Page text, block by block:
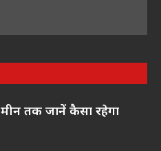
तक जानें कैसा रहेगा